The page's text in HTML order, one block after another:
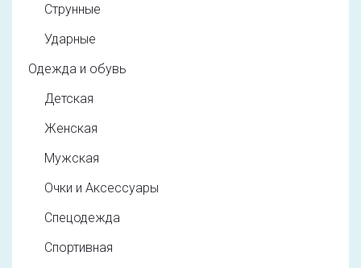
Струнные
Ударные
Одежда и обувь
Детская
Женская
Мужская
Очки и Аксессуары
Спецодежда
Спортивная